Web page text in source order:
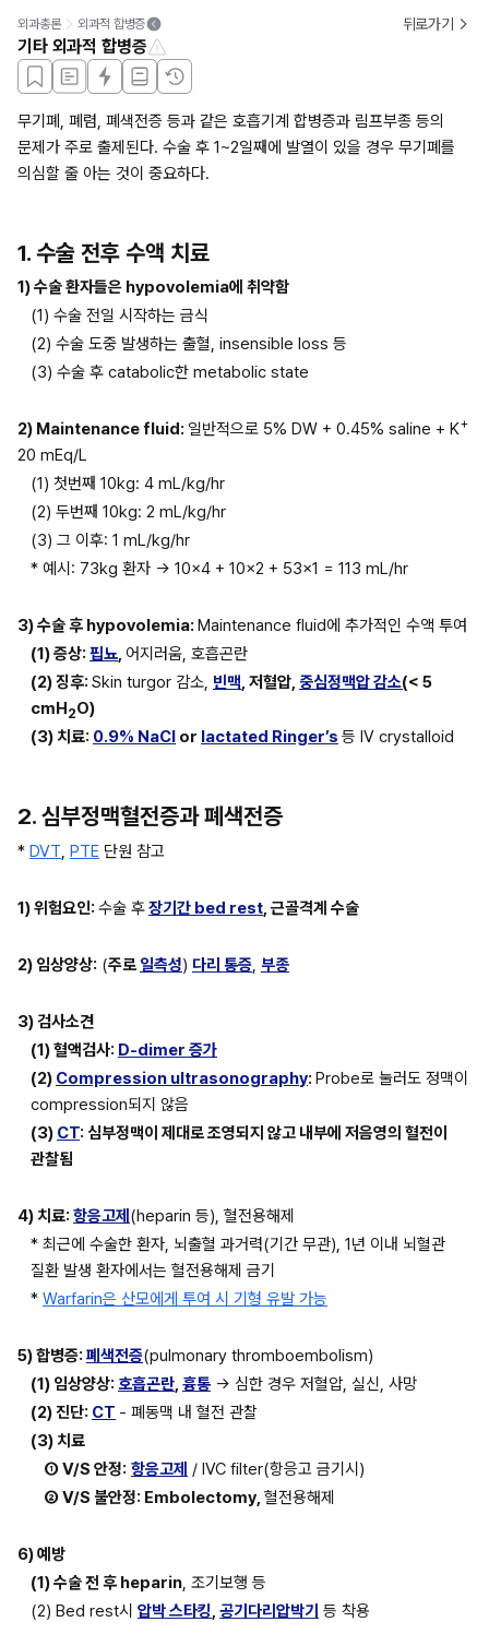
외과총론 외과적 합병증 뒤로가기
기타 외과적 합병증
무기폐, 폐렴, 폐색전증 등과 같은 호흡기계 합병증과 림프부종 등의
문제가 주로 출제된다. 수술 후 1~2일째에 발열이 있을 경우 무기폐를
의심할 줄 아는 것이 중요하다.
1. 수술 전후 수액 치료
1) 수술 환자들은 hypovolemia에 취약함
(1) 수술 전일 시작하는 금식
(2) 수술 도중 발생하는 출혈, insensible loss 등
(3) 수술 후 catabolic한 metabolic state
2) Maintenance fluid: 일반적으로 5% DW + 0.45% saline + K+
20 mEq/L
(1) 첫번째 10kg: 4 mL/kg/hr
(2) 두번째 10kg: 2 mL/kg/hr
(3) 그 이후: 1 mL/kg/hr
* 예시: 73kg 환자 → 10×4 + 10×2 + 53×1 = 113 mL/hr
3) 수술 후 hypovolemia: Maintenance fluid에 추가적인 수액 투여
(1) 증상: 핍뇨, 어지러움, 호흡곤란
(2) 징후: Skin turgor 감소, 빈맥, 저혈압, 중심정맥압 감소(< 5
cmH2O)
(3) 치료: 0.9% NaCl or lactated Ringer’s 등 IV crystalloid
2. 심부정맥혈전증과 폐색전증
* DVT PTE 단원 참고
1) 위험요인: 수술 후장기간 bed rest , 근골격계 수술
2) 임상양상: (주로 일측성) 다리 통증 부종
3) 검사소견
(1) 혈액검사: D-dimer 증가
(2) Compression ultrasonography: Probe로 눌러도 정맥이
compression되지 않음
(3) CT: 심부정맥이 제대로 조영되지 않고 내부에 저음영의 혈전이
관찰됨
4) 치료: 항응고제 (heparin 등), 혈전용해제
* 최근에 수술한 환자, 뇌출혈 과거력(기간 무관), 1년 이내 뇌혈관
질환 발생 환자에서는 혈전용해제 금기
* Warfarin은 산모에게 투여 시 기형 유발 가능
5) 합병증: 폐색전증(pulmonary thromboembolism)
(1) 임상양상: 호흡곤란 흉통 → 심한 경우 저혈압, 실신, 사망
(2) 진단: CT - 폐동맥 내 혈전 관찰
(3) 치료
① V/S 안정: 항응고제 / IVC filter(항응고 금기시)
② V/S 불안정: Embolectomy, 혈전용해제
6) 예방
(1) 수술 전 후 heparin , 조기보행 등
(2) Bed rest시 압박 스타킹 공기다리압박기 등 착용